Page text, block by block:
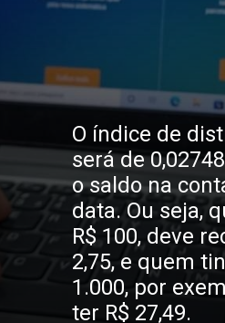
O índice de
será de
o saldo na
data. Ou seja,
R$ 100, deve
2,75, e quem
1.000, por
ter R$ 27,49.